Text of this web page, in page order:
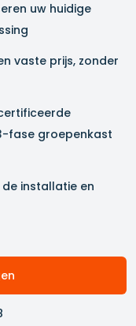
uw huidige
vaste prijs, zonder
fase groepenkast
installatie en